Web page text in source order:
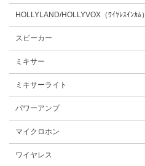
HOLLYLAND/HOLLYVOX（ﾜｲﾔﾚｽｲﾝｶﾑ）
スピーカー
ミキサー
ミキサーライト
パワーアンプ
マイクロホン
ワイヤレス